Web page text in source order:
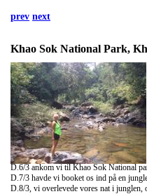
prev next
D.7/3 havde vi booket os ind på en jungle trekking tur, hvor vi skulle overnatte i en hængekøje ude i den vilde natur! Dette var helt klart en oplevelse, og vi fik også set et par dyr, som kæmpe edderkopper, slanger, aber, store
D.8/3, vi overlevede vores nat i junglen, og efter en rigtig god morgenmad vandret vi tilbage til vores træ bungalow, hvor vi skal